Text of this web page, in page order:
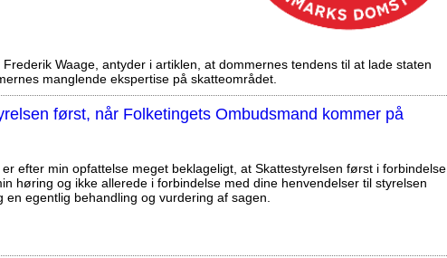
Waage, antyder i artiklen, at dommernes tendens til at lade staten
manglende ekspertise på skatteområdet.
først, når Folketingets Ombudsmand kommer på
er efter min opfattelse meget beklageligt, at Skattestyrelsen først i forbindelse
høring og ikke allerede i forbindelse med dine henvendelser til styrelsen
en egentlig behandling og vurdering af sagen.